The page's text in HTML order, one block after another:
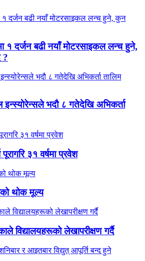
१ दर्जन बढी नयाँ मोटरसाइकल लन्च हुने,
?
भदौ ८ गतेदेखि अभिकर्ता
३१ वर्षमा प्रवेश
थोक मूल्य
विद्यालयहरूको लेखापरीक्षण गर्दै